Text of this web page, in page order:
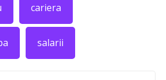
cariera
salarii